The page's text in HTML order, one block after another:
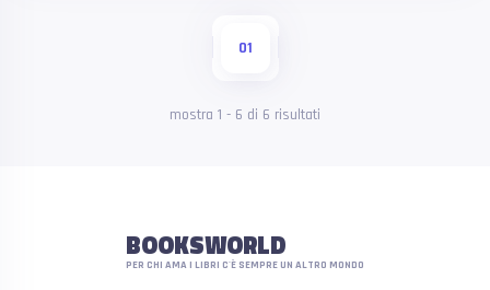
01
mostra 1 - 6 di 6 risultati
BOOKSWORLD
PER CHI AMA I LIBRI C'È SEMPRE UN ALTRO MONDO